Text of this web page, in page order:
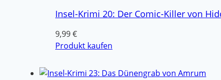
Insel-Krimi 20: Der Comic-Killer von
9,99€
Produkt kaufen